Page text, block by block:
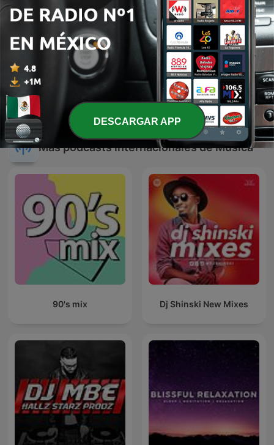
El fonógrafo una
revolución en el sonido
JAVIER SOLIS EN NOCHE
DE ROMANCE
Más podcasts internacionales de Música
90's mix Dj Shinski New Mixes
DESCARGAR APP